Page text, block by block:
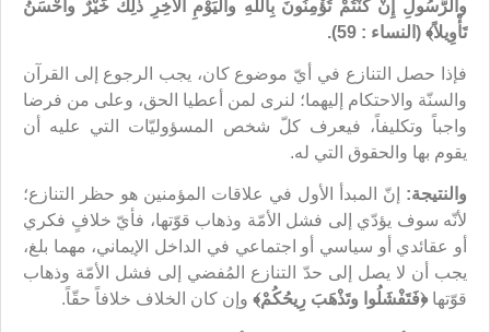
والرَّسُولِ إِنْ كُنْتُمْ تُؤْمِنُونَ بِاللَّهِ والْيَوْمِ الْآخِرِ ذٰلِكَ خَيْرٌ وأَحْسَنُ
تَأْوِيلاً﴾ (النساء : 59).
فإذا حصل التنازع في أيّ موضوع كان، يجب الرجوع إلى القرآن
والسنّة والاحتكام إليهما؛ لنرى لمن أعطيا الحق، وعلى من فرضا
واجباً وتكليفاً، فيعرف كلّ شخص المسؤوليّات التي عليه أن
يقوم بها والحقوق التي له.
والنتيجة:
إنّ المبدأ الأول في علاقات المؤمنين هو حظر التنازع؛
لأنّه سوف يؤدّي إلى فشل الأمّة وذهاب قوّتها، فأيّ خلافٍ فكري
أو عقائدي أو سياسي أو اجتماعي في الداخل الإيماني، مهما بلغ،
يجب أن لا يصل إلى حدّ التنازع المُفضي إلى فشل الأمّة وذهاب
قوّتها﴿فَتَفْشَلُوا وتَذْهَبَ رِيحُكُمْ﴾ وإن كان الخلاف خلافاً حقّاً.